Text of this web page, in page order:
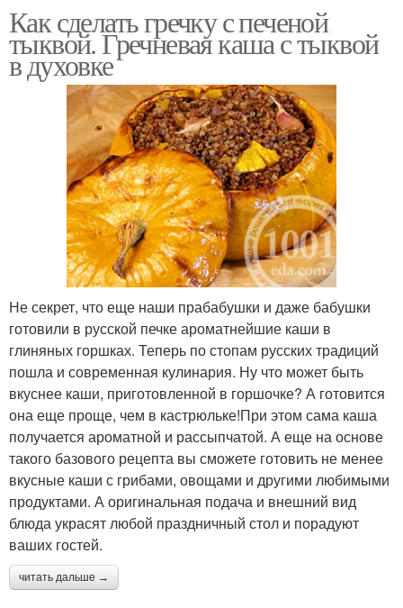
Как сделать гречку с печеной
тыквой. Гречневая каша с тыквой
в духовке
Не секрет, что еще наши прабабушки и даже бабушки
готовили в русской печке ароматнейшие каши в
глиняных горшках. Теперь по стопам русских традиций
пошла и современная кулинария. Ну что может быть
вкуснее каши, приготовленной в горшочке? А готовится
она еще проще, чем в кастрюльке!При этом сама каша
получается ароматной и рассыпчатой. А еще на основе
такого базового рецепта вы сможете готовить не менее
вкусные каши с грибами, овощами и другими любимыми
продуктами. А оригинальная подача и внешний вид
блюда украсят любой праздничный стол и порадуют
ваших гостей.
читать дальше →